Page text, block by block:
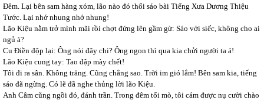
Đêm. Lại bên sam hàng xóm, lão nào đó thổi sáo bài Tiếng Xưa Dương Thiệu
Tước. Lại nhớ nhung nhớ nhung!
Lão Kiệu nằm trở mình mãi rồi chợt đứng lên gầm gừ: Sáo với siếc, không cho ai
ngủ à?
Cu Điền độp lại: Ông nói đây chi? Ông ngon thì qua kia chửi người ta á!
Lão Kiệu cung tay: Tao đập mày chết!
Tôi đi ra sân. Không trăng. Cũng chẳng sao. Trời im gió lắm! Bên sam kia, tiếng
sáo đã ngừng. Có lẽ đã nghe thủng lời lão Kiệu.
Anh Câm cũng ngồi đó, đánh trần. Trong đêm tối mò, tôi cảm được nụ cười chào